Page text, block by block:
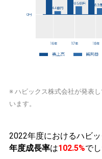
※ ハビックス株式会社が発表
います。
2022年度におけるハビ
年度成長率は102.5%でし